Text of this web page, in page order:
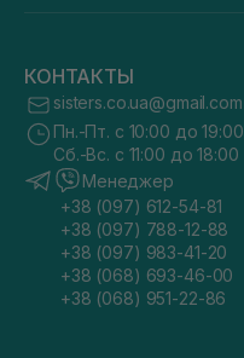
КОНТАКТЫ
sisters.co.ua@gmail.com
Пн.-Пт. с 10:00 до 19:00
Сб.-Вс. с 11:00 до 18:00
Менеджер
+38 (097) 612-54-81
+38 (097) 788-12-88
+38 (097) 983-41-20
+38 (068) 693-46-00
+38 (068) 951-22-86